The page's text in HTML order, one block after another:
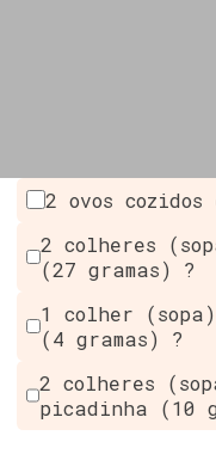
2 ovos
2 colheres
(27 gramas) ?
1 colher
(4 gramas) ?
2 colheres
picadinha (10